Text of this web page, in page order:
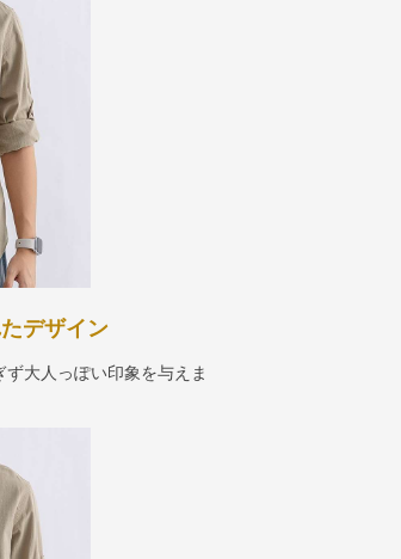
デザイン
大人っぽい印象を与えま